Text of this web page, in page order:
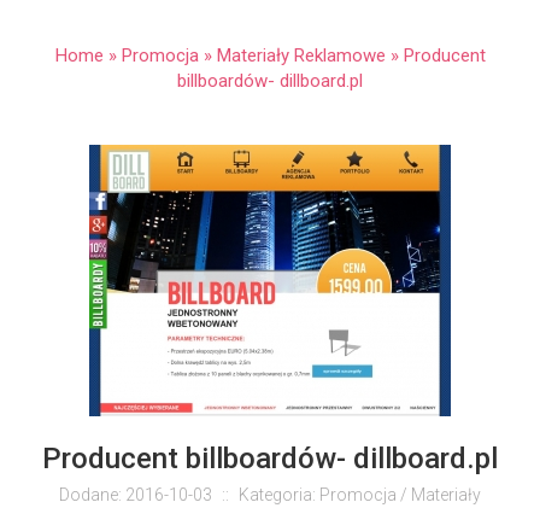
Home » Promocja» Materiały Reklamowe » Producent
billboardów- dillboard.pl
Producent billboardów- dillboard.pl
Dodane: 2016-10-03 ::
Kategoria: Promocja / Materiały